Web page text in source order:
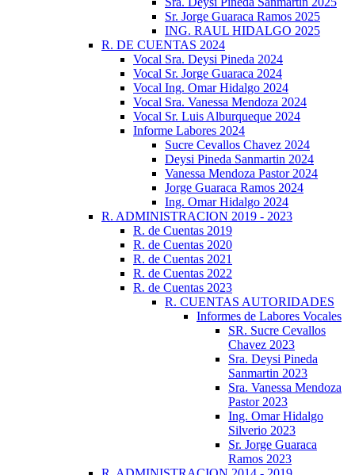
Sr. Jorge Guaraca Ramos 2025
ING. RAUL HIDALGO 2025
R. DE CUENTAS 2024
Vocal Sra. Deysi Pineda 2024
Vocal Sr. Jorge Guaraca 2024
Vocal Ing. Omar Hidalgo 2024
Vocal Sra. Vanessa Mendoza 2024
Vocal Sr. Luis Alburqueque 2024
Informe Labores 2024
Sucre Cevallos Chavez 2024
Deysi Pineda Sanmartin 2024
Vanessa Mendoza Pastor 2024
Jorge Guaraca Ramos 2024
Ing. Omar Hidalgo 2024
R. ADMINISTRACION 2019 - 2023
R. de Cuentas 2019
R. de Cuentas 2020
R. de Cuentas 2021
R. de Cuentas 2022
R. de Cuentas 2023
R. CUENTAS AUTORIDADES
Informes de Labores Vocales
SR. Sucre Cevallos
Chavez 2023
Sra. Deysi Pineda
Sanmartin 2023
Sra. Vanessa Mendoza
Pastor 2023
Ing. Omar Hidalgo
Silverio 2023
Sr. Jorge Guaraca
Ramos 2023